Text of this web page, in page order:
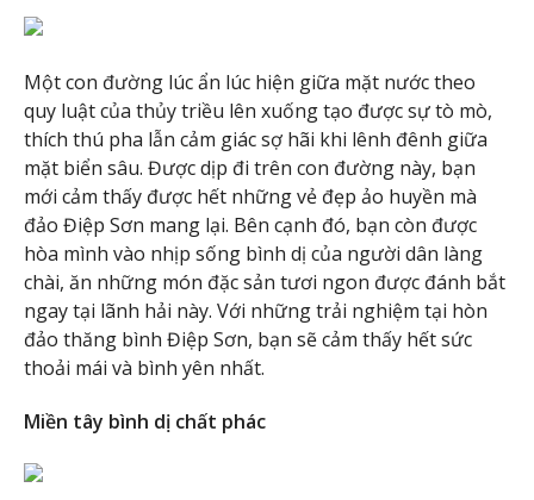
Một con đường lúc ẩn lúc hiện giữa mặt nước theo
quy luật của thủy triều lên xuống tạo được sự tò mò,
thích thú pha lẫn cảm giác sợ hãi khi lênh đênh giữa
mặt biển sâu. Được dịp đi trên con đường này, bạn
mới cảm thấy được hết những vẻ đẹp ảo huyền mà
đảo Điệp Sơn mang lại. Bên cạnh đó, bạn còn được
hòa mình vào nhịp sống bình dị của người dân làng
chài, ăn những món đặc sản tươi ngon được đánh bắt
ngay tại lãnh hải này. Với những trải nghiệm tại hòn
đảo thăng bình Điệp Sơn, bạn sẽ cảm thấy hết sức
thoải mái và bình yên nhất.
Miền tây bình dị chất phác